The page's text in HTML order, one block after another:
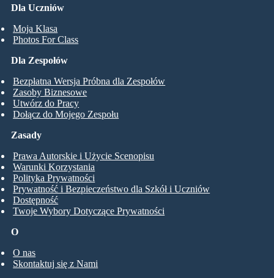
Dla Uczniów
Moja Klasa
Photos For Class
Dla Zespołów
Bezpłatna Wersja Próbna dla Zespołów
Zasoby Biznesowe
Utwórz do Pracy
Dołącz do Mojego Zespołu
O
O nas
Skontaktuj się z Nami
Zasady
Prawa Autorskie i Użycie Scenopisu
Warunki Korzystania
Polityka Prywatności
Prywatność i Bezpieczeństwo dla Szkół i Uczniów
Dostępność
Twoje Wybory Dotyczące Prywatności